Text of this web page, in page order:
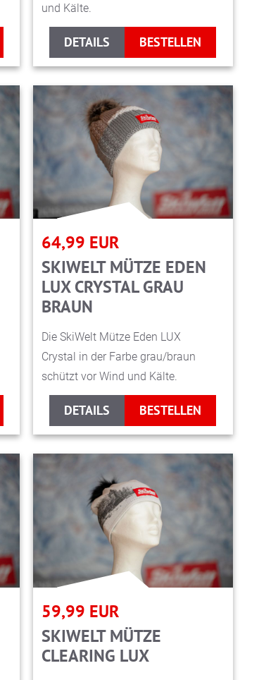
und Kälte.
DETAILS BESTELLEN
64,99 EUR
SKIWELT MÜTZE EDEN
LUX CRYSTAL GRAU
BRAUN
Die SkiWelt Mütze Eden LUX
Crystal in der Farbe grau/braun
schützt vor Wind und Kälte.
DETAILS BESTELLEN
59,99 EUR
SKIWELT MÜTZE
CLEARING LUX